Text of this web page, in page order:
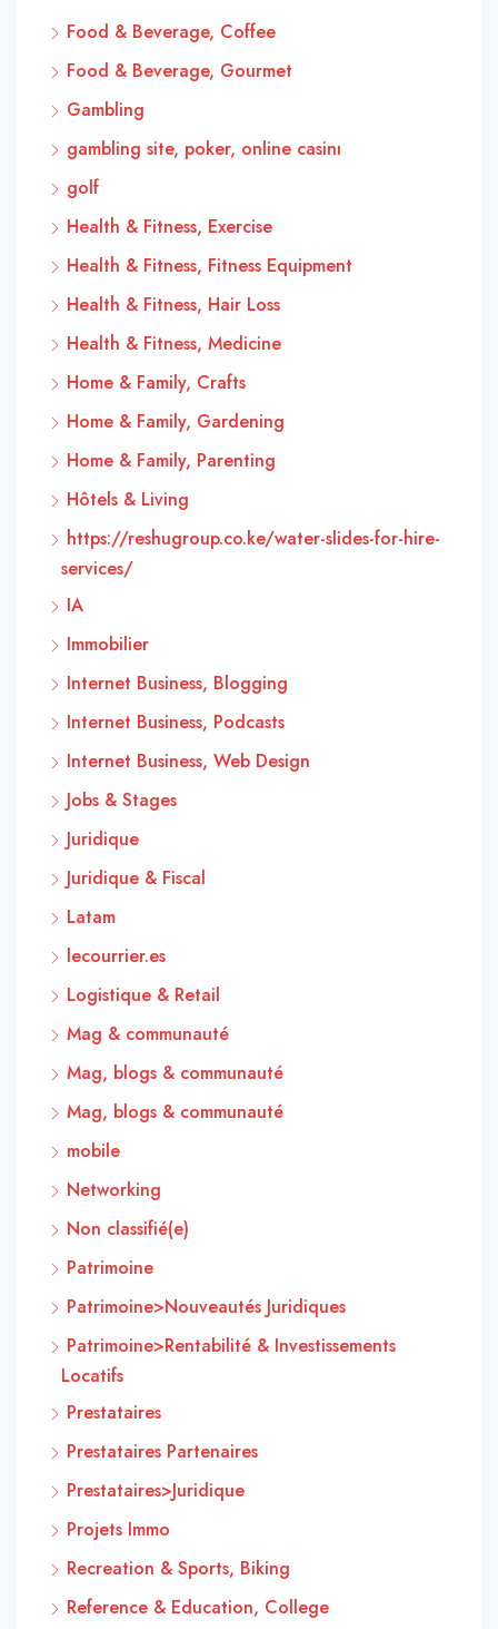
Food & Beverage, Coffee
Food & Beverage, Gourmet
Gambling
gambling site, poker, online casinı
golf
Health & Fitness, Exercise
Health & Fitness, Fitness Equipment
Health & Fitness, Hair Loss
Health & Fitness, Medicine
Home & Family, Crafts
Home & Family, Gardening
Home & Family, Parenting
Hôtels & Living
https://reshugroup.co.ke/water-slides-for-hire-
services/
IA
Immobilier
Internet Business, Blogging
Internet Business, Podcasts
Internet Business, Web Design
Jobs & Stages
Juridique
Juridique & Fiscal
Latam
lecourrier.es
Logistique & Retail
Mag & communauté
Mag, blogs & communauté
Mag, blogs & communauté
mobile
Networking
Non classifié(e)
Patrimoine
Patrimoine>Nouveautés Juridiques
Patrimoine>Rentabilité & Investissements
Locatifs
Prestataires
Prestataires Partenaires
Prestataires>Juridique
Projets Immo
Recreation & Sports, Biking
Reference & Education, College